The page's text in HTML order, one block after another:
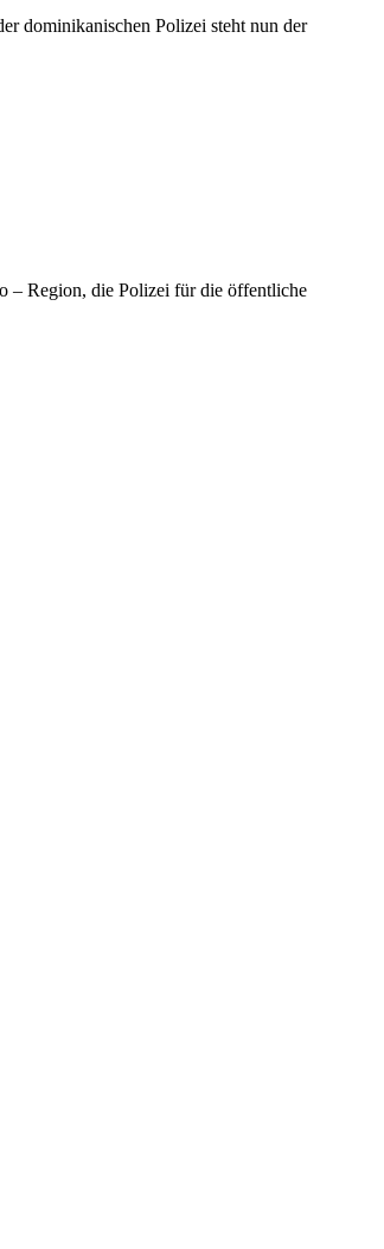
dominikanischen Polizei steht nun der
– Region, die Polizei für die öffentliche